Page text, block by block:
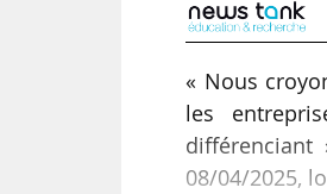
« Nous
les
différenciant
08/04/2025,